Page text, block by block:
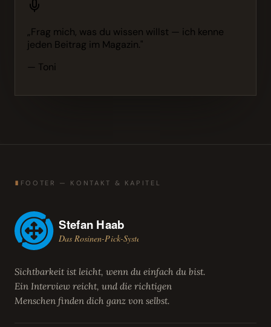
„Frag mich, was du wissen willst — ich kenne
jeden Beitrag im Magazin."
— Toni
∎ FOOTER — KONTAKT & KAPITEL
Sichtbarkeit ist leicht, wenn du einfach du bist.
Ein Interview reicht, und die richtigen
Menschen finden dich ganz von selbst.